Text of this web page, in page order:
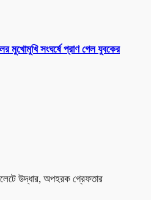
মুখোমুখি সংঘর্ষে প্রাণ গেল যুবকের
উদ্ধার, অপহরক গ্রেফতার